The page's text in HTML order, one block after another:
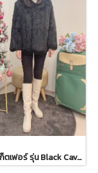
เช่าแจ็คเก็ตเฟอร์ รุ่น Black Cavernous Fur Jacket 2111GCF1779FABK1